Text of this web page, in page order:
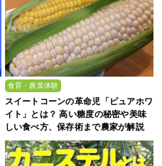
食育・農業体験
スイートコーンの革命児「ピュアホワ
イト」とは？ 高い糖度の秘密や美味
しい食べ方、保存術まで農家が解説